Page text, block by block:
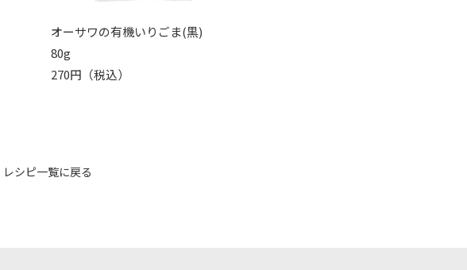
オーサワの有機いりごま(黒)
80g
270円（税込）
レシピ一覧に戻る